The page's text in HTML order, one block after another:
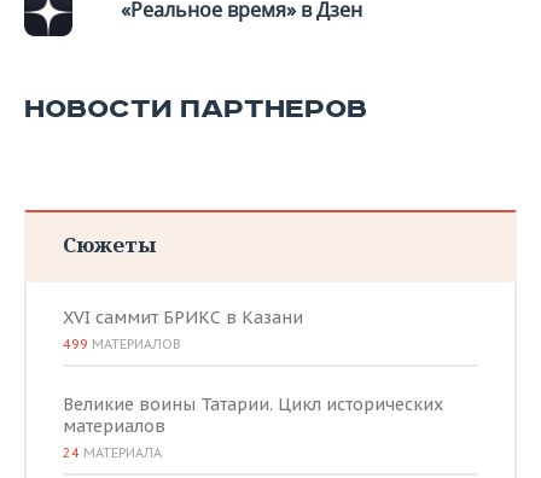
ВОДНЫЕ ВИДЫ СПОРТА
ОБРАЗОВАНИЕ
«Реальное время» в Дзен
НОВОСТИ ПАРТНЕРОВ
Сюжеты
XVI саммит БРИКС в Казани
499 МАТЕРИАЛОВ
Великие воины Татарии. Цикл исторических
материалов
24 МАТЕРИАЛА